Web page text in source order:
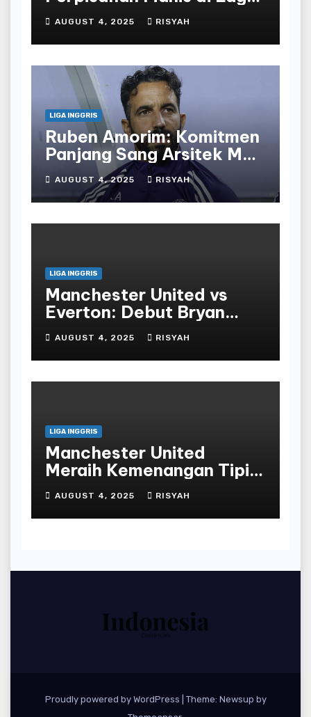
Terakhir Bersama
Tottenham
AUGUST 4, 2025 RISYAH
LIGA INGGRIS
Ruben Amorim: Komitmen
Panjang Sang Arsitek Man
United
AUGUST 4, 2025 RISYAH
LIGA INGGRIS
Manchester United vs
Everton: Debut Bryan
Mbeumo untuk Red Devils
Menghadapi Toffees
AUGUST 4, 2025 RISYAH
LIGA INGGRIS
Manchester United
Meraih Kemenangan Tipis
atas Everton dengan
Penalti Bruno Fernandes
AUGUST 4, 2025 RISYAH
Proudly powered by WordPress
Theme: Newsup by